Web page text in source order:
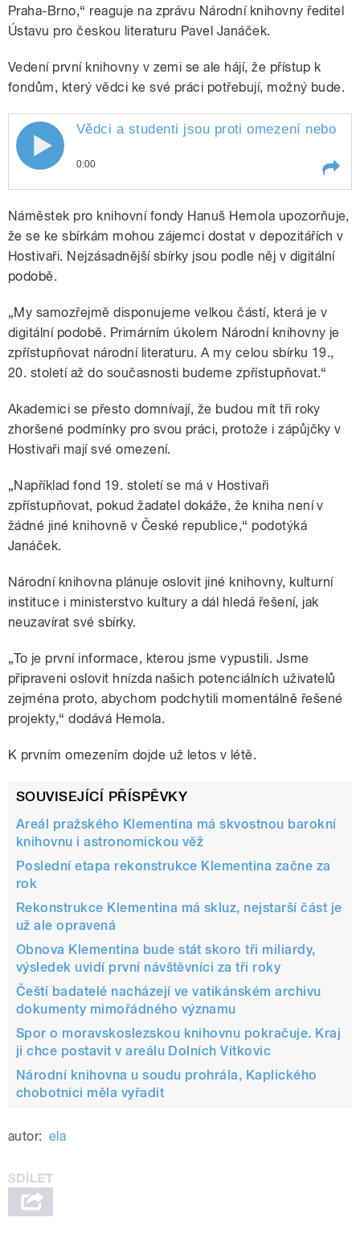
Praha-Brno,“ reaguje na zprávu Národní knihovny ředitel
Ústavu pro českou literaturu Pavel Janáček.
Vedení první knihovny v zemi se ale hájí, že přístup k
fondům, který vědci ke své práci potřebují, možný bude.
pause
Vědci a studenti jsou proti omezení nebo
0:00
omezení nebo uzavření části
sbírky Národní knihovny. Více
od Michaely
Náměstek pro knihovní fondy Hanuš Hemola upozorňuje,
že se ke sbírkám mohou zájemci dostat v depozitářích v
Hostivaři. Nejzásadnější sbírky jsou podle něj v digitální
podobě.
„My samozřejmě disponujeme velkou částí, která je v
digitální podobě. Primárním úkolem Národní knihovny je
zpřístupňovat národní literaturu. A my celou sbírku 19.,
20. století až do současnosti budeme zpřístupňovat.“
Akademici se přesto domnívají, že budou mít tři roky
zhoršené podmínky pro svou práci, protože i zápůjčky v
Hostivaři mají své omezení.
„Například fond 19. století se má v Hostivaři
zpřístupňovat, pokud žadatel dokáže, že kniha není v
žádné jiné knihovně v České republice,“ podotýká
Janáček.
Národní knihovna plánuje oslovit jiné knihovny, kulturní
instituce i ministerstvo kultury a dál hledá řešení, jak
neuzavírat své sbírky.
„To je první informace, kterou jsme vypustili. Jsme
připraveni oslovit hnízda našich potenciálních uživatelů
zejména proto, abychom podchytili momentálně řešené
projekty,“ dodává Hemola.
K prvním omezením dojde už letos v létě.
SOUVISEJÍCÍ PŘÍSPĚVKY
Areál pražského Klementina má skvostnou barokní
knihovnu i astronomickou věž
Poslední etapa rekonstrukce Klementina začne za
rok
Rekonstrukce Klementina má skluz, nejstarší část je
už ale opravená
Obnova Klementina bude stát skoro tři miliardy,
výsledek uvidí první návštěvníci za tři roky
Čeští badatelé nacházejí ve vatikánském archivu
dokumenty mimořádného významu
Spor o moravskoslezskou knihovnu pokračuje. Kraj
ji chce postavit v areálu Dolních Vítkovic
Národní knihovna u soudu prohrála, Kaplického
chobotnici měla vyřadit
autor: ela